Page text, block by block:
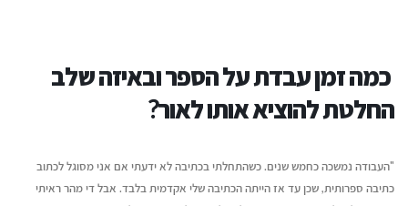
כמה זמן עבדת על הספר ובאיזה שלב
החלטת להוציא אותו לאור?
"העבודה נמשכה כחמש שנים. כשהתחלתי בכתיבה לא ידעתי אם אני מסוגל לכתוב
כתיבה ספרותית, שכן עד אז הייתה הכתיבה שלי אקדמית בלבד. אבל די מהר ראיתי